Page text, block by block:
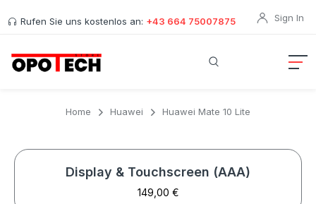
Rufen Sie uns kostenlos an: +43 664 75007875 Sign In
Home Huawei Huawei Mate 10 Lite
Display & Touchscreen (AAA)
149,00 €